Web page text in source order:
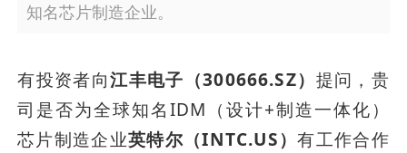
知名芯片制造企业。
有投资者向江丰电子（300666.SZ） 提问，贵
司是否为全球知名IDM（设计+制造一体化）
芯片制造企业英特尔（INTC.US）有工作合作